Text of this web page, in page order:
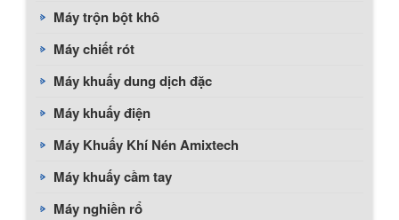
Máy trộn bột khô
Máy chiết rót
Máy khuấy dung dịch đặc
Máy khuấy điện
Máy Khuấy Khí Nén Amixtech
Máy khuấy cầm tay
Máy nghiền rổ